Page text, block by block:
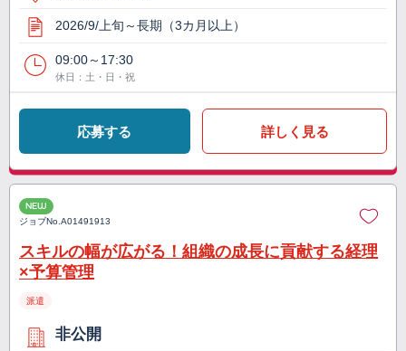
2026/9/上旬～長期（3カ月以上）
09:00～17:30
休日：土・日・祝
応募する 詳しく見る
NEW
ジョブNo.A01491913
スキルの幅が広がる！組織の成長に貢献する経理
×予算管理
派遣
非公開